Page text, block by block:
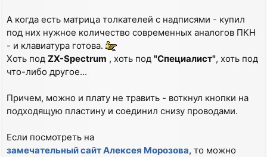
А когда есть матрица толкателей с надписями - купил
под них нужное количество современных аналогов ПКН
- и клавиатура готова.
Хоть под ZX-Spectrum , хоть под "Специалист", хоть под
что-либо другое...
Причем, можно и плату не травить - воткнул кнопки на
подходящую пластину и соединил снизу проводами.
Если посмотреть на
замечательный сайт Алексея Морозова, то можно